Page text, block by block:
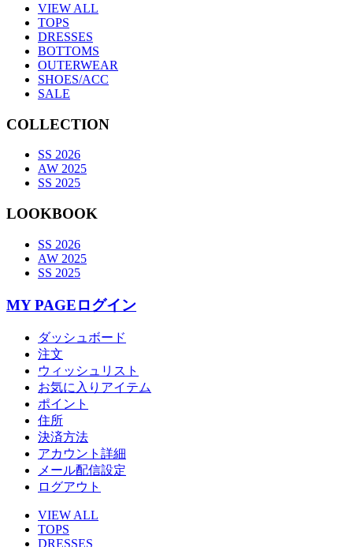
VIEW ALL
TOPS
DRESSES
BOTTOMS
OUTERWEAR
SHOES/ACC
SALE
COLLECTION
SS 2026
AW 2025
SS 2025
LOOKBOOK
SS 2026
AW 2025
SS 2025
MY PAGEログイン
ダッシュボード
注文
ウィッシュリスト
お気に入りアイテム
ポイント
住所
決済方法
アカウント詳細
メール配信設定
ログアウト
VIEW ALL
TOPS
DRESSES